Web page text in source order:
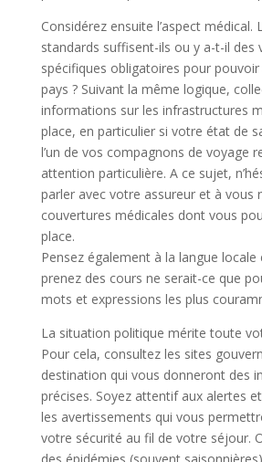
Considérez ensuite l’aspect médical.
standards suffisent-ils ou y a-t-il des
spécifiques obligatoires pour
pays ? Suivant la même logique,
informations sur les infrastructures
place, en particulier si votre état de
l’un de vos compagnons de voyage
attention particulière. A ce sujet,
parler avec votre assureur et à vous
couvertures médicales dont vous
place.
Pensez également à la langue locale
prenez des cours ne serait-ce que
mots et expressions les plus
La situation politique mérite toute
Pour cela, consultez les sites
destination qui vous donneront des
précises. Soyez attentif aux alertes
les avertissements qui vous
votre sécurité au fil de votre séjour.
des épidémies (souvent